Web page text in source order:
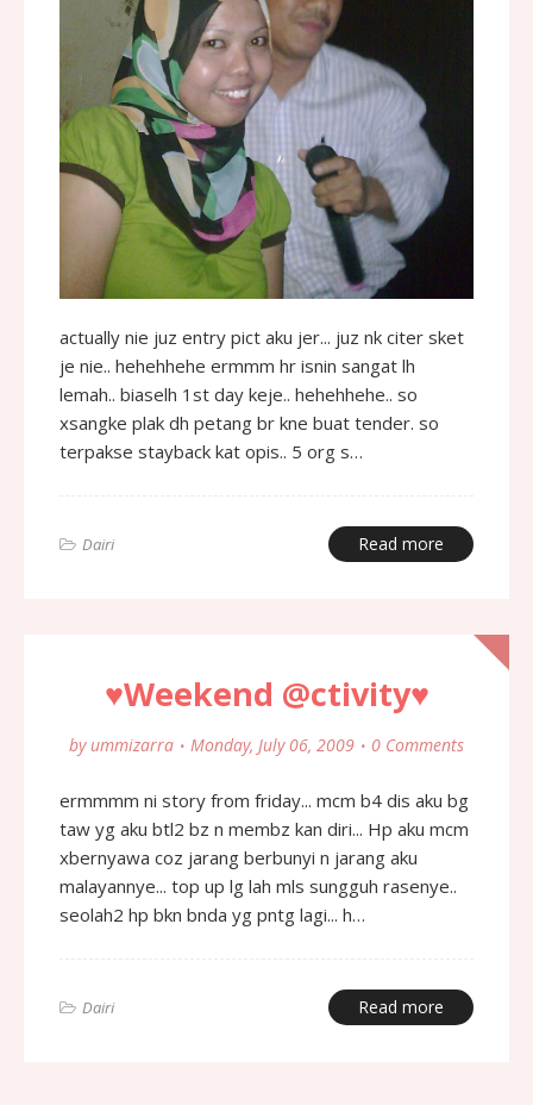
actually nie juz entry pict aku jer... juz nk citer sket
je nie.. hehehhehe ermmm hr isnin sangat lh
lemah.. biaselh 1st day keje.. hehehhehe.. so
xsangke plak dh petang br kne buat tender. so
terpakse stayback kat opis.. 5 org s…
Dairi Read more
♥Weekend @ctivity♥
by ummizarra Monday, July 06, 2009 0 Comments
ermmmm ni story from friday... mcm b4 dis aku bg
taw yg aku btl2 bz n membz kan diri... Hp aku mcm
xbernyawa coz jarang berbunyi n jarang aku
malayannye... top up lg lah mls sungguh rasenye..
seolah2 hp bkn bnda yg pntg lagi... h…
Dairi Read more